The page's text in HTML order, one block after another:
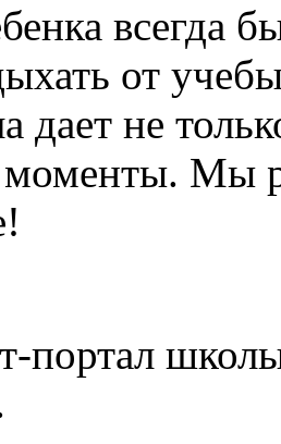
всегда
от
дает не
моменты. Мы
портал